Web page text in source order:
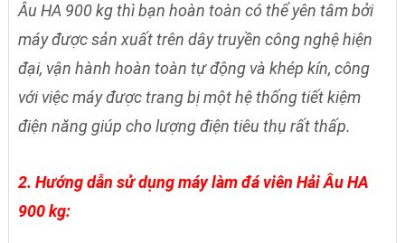
Âu HA 900 kg thì bạn hoàn toàn có thể yên tâm bởi
máy được sản xuất trên dây truyền công nghệ hiện
đại, vận hành hoàn toàn tự động và khép kín, công
với việc máy được trang bị một hệ thống tiết kiệm
điện năng giúp cho lượng điện tiêu thụ rất thấp.
2. Hướng dẫn sử dụng máy làm đá viên Hải Âu HA
900 kg: